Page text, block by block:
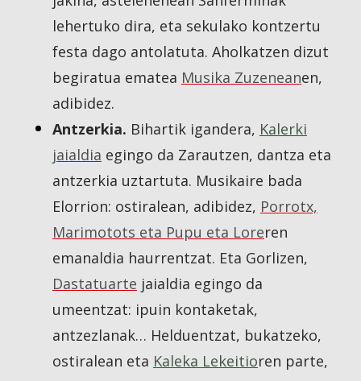
lehertuko dira, eta sekulako kontzertu
festa dago antolatuta. Aholkatzen dizut
begiratua ematea Musika Zuzeneanen,
adibidez.
Antzerkia. Bihartik igandera, Kalerki
jaialdia egingo da Zarautzen, dantza eta
antzerkia uztartuta. Musikaire bada
Elorrion: ostiralean, adibidez, Porrotx,
Marimotots eta Pupu eta Loreren
emanaldia haurrentzat. Eta Gorlizen,
Dastatuarte jaialdia egingo da
umeentzat: ipuin kontaketak,
antzezlanak… Helduentzat, bukatzeko,
ostiralean eta Kaleka Lekeitioren parte,